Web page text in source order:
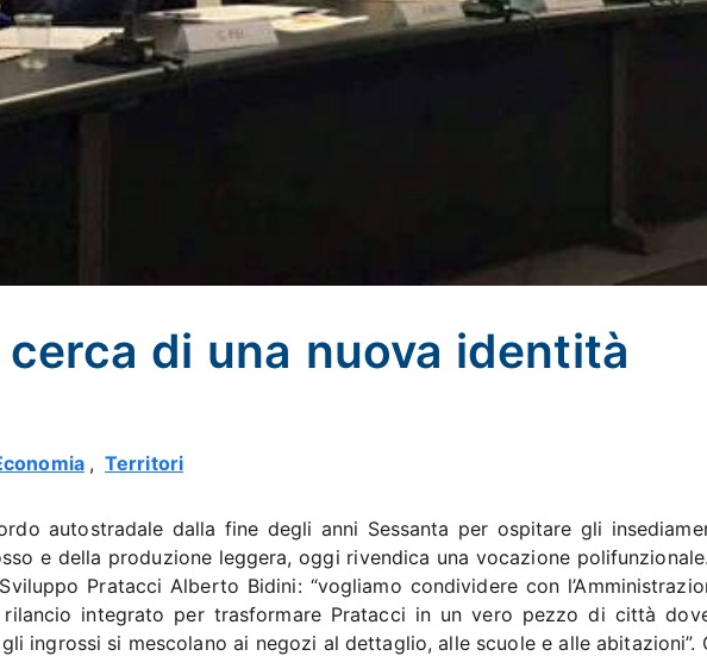
di una nuova identità
, Territori
autostradale dalla fine degli anni Sessanta per ospitare gli
e della produzione leggera, oggi rivendica una vocazione
Pratacci Alberto Bidini: “vogliamo condividere con
integrato per trasformare Pratacci in un vero pezzo di città
ingrossi si mescolano ai negozi al dettaglio, alle scuole e alle abitazioni”.